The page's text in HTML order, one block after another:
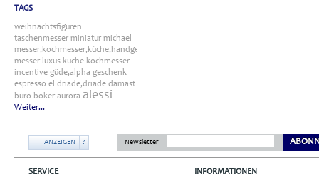
TAGS
weihnachtsfiguren
taschenmesser miniatur michael
messer,kochmesser,küche,handgefertigt
messer luxus küche kochmesser
incentive güde,alpha geschenk
espresso el driade,driade damast
büro böker aurora alessi
Weiter...
ANZEIGEN ? Newsletter
SERVICE
INFORMATIONEN